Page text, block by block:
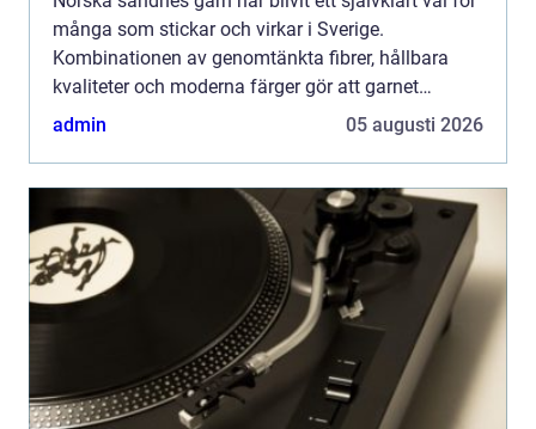
många som stickar och virkar i Sverige.
Kombinationen av genomtänkta fibrer, hållbara
kvaliteter och moderna färger gör att garnet
fungerar lika bra till första tröjan som till
admin 05 augusti 2026